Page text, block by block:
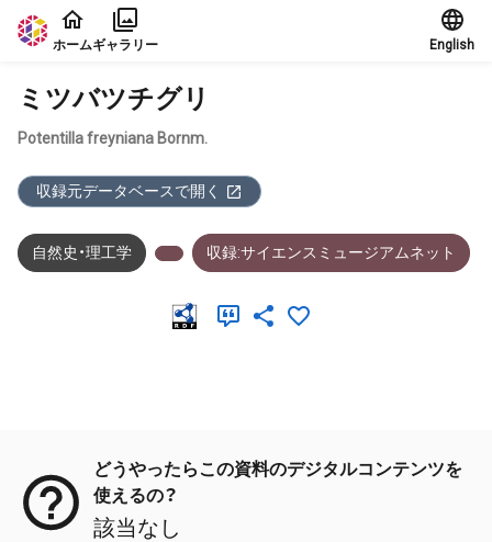
本文に飛ぶ
ホームギャラリー English
ミツバツチグリ
Potentilla freyniana Bornm.
収録元データベースで開く
自然史・理工学 収録:サイエンスミュージアムネット
どうやったらこの資料のデジタルコンテンツを
使えるの？
該当なし